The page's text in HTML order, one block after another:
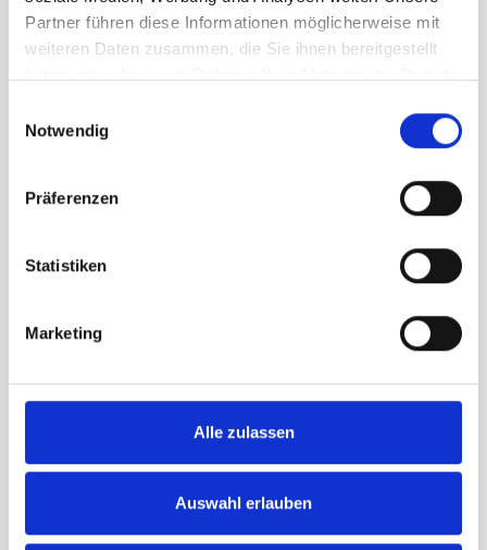
Partner führen diese Informationen möglicherweise mit
weiteren Daten zusammen, die Sie ihnen bereitgestellt
Notwendig
Präferenzen
Statistiken
Marketing
Alle zulassen
Auswahl erlauben
Gemeindefahne Chur
und Wappen exakt den offiziellen
Gemeindefahnen
Höchste Farbechtheit
und langlebige Farben
Fahnenmaterial
🌦Wetterfest und UV-beständig–
– verstärkte
🏛Originalgetreue Wappen–